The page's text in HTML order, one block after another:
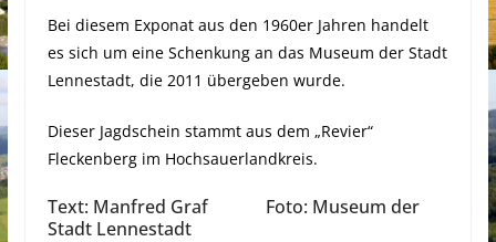
Bei diesem Exponat aus den 1960er Jahren handelt
es sich um eine Schenkung an das Museum der Stadt
Lennestadt, die 2011 übergeben wurde.
Dieser Jagdschein stammt aus dem „Revier“
Fleckenberg im Hochsauerlandkreis.
Text: Manfred Graf Foto: Museum der
Stadt Lennestadt